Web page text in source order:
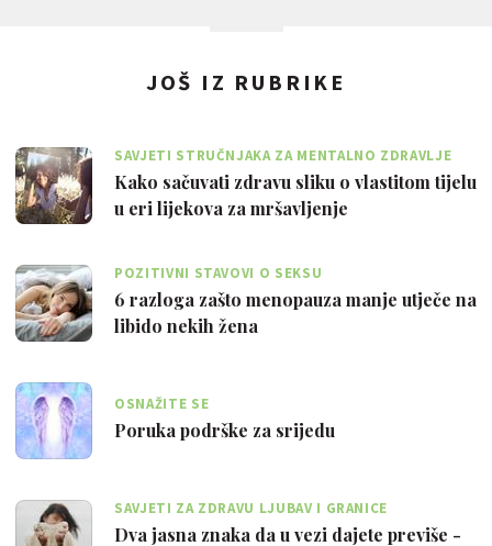
JOŠ IZ RUBRIKE
SAVJETI STRUČNJAKA ZA MENTALNO ZDRAVLJE
Kako sačuvati zdravu sliku o vlastitom tijelu
u eri lijekova za mršavljenje
POZITIVNI STAVOVI O SEKSU
6 razloga zašto menopauza manje utječe na
libido nekih žena
OSNAŽITE SE
Poruka podrške za srijedu
SAVJETI ZA ZDRAVU LJUBAV I GRANICE
Dva jasna znaka da u vezi dajete previše -